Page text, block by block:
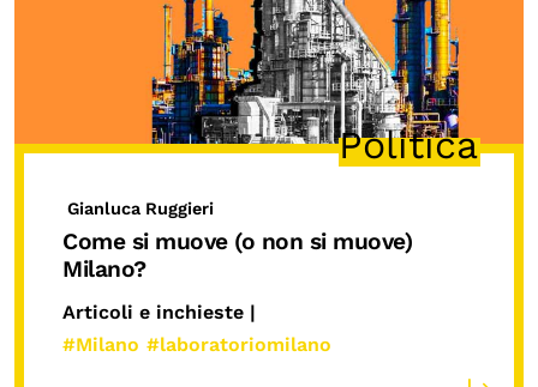
Politica
Gianluca Ruggieri
Come si muove (o non si muove)
Milano?
Articoli e inchieste |
#Milano #laboratoriomilano